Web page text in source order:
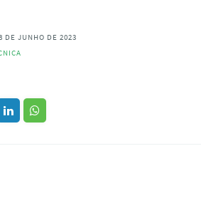
DE JUNHO DE 2023